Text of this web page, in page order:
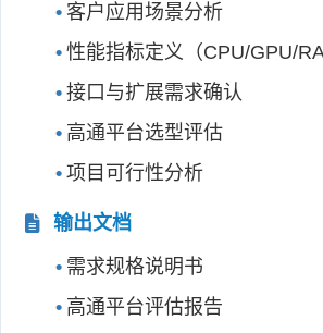
客户应用场景分析
性能指标定义（CPU/GPU/
接口与扩展需求确认
高通平台选型评估
项目可行性分析
输出文档
需求规格说明书
高通平台评估报告